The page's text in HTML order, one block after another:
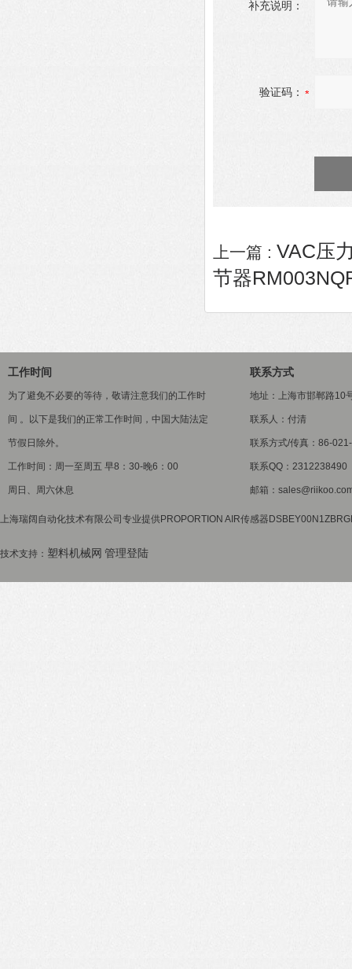
补充说明：
验证码：
上一篇 : VAC压
节器
工作时间
为了避免不必要的等待，敬请注意我们的工作时
间 。以下是我们的正常工作时间，中国大陆法定
节假日除外。
工作时间：周一至周五 早8：30-晚6：00
周日、周六休息
联系方式
地址：上海市邯郸路10
联系人：付清
联系方式/传真：86-
联系QQ：2312238490
邮箱：
上海瑞阔自动化技术有限公司专业提供PROPORTION AIR传感器
技术支持： 塑料机械网 管理登陆